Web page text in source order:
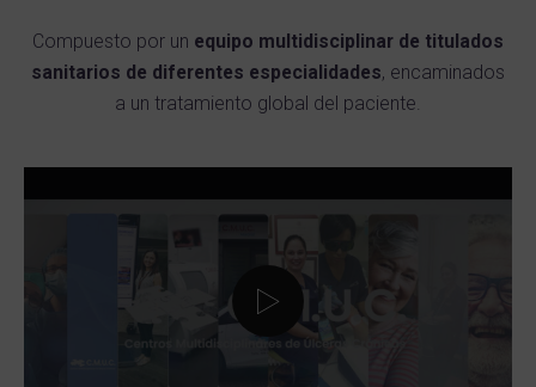
Compuesto por un equipo multidisciplinar de titulados
sanitarios de diferentes especialidades, encaminados
a un tratamiento global del paciente.